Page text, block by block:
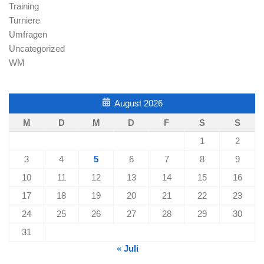
Training
Turniere
Umfragen
Uncategorized
WM
August 2026
M
D M D F S
S
1
2
3
4 5 6 7 8
9
10
11 12 13 14 15
16
17
18 19 20 21 22
23
24
25 26 27 28 29
30
31
« Juli